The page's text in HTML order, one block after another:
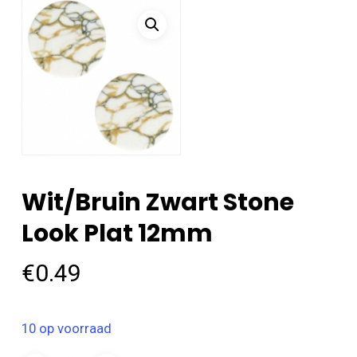
Wit/bruin Zwart Stone
Look Plat 12mm
€0.49
10 op voorraad